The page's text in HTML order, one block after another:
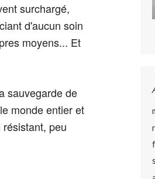
surchargé,
ciant d'aucun soin
moyens... Et
sauvegarde de
monde entier et
peu